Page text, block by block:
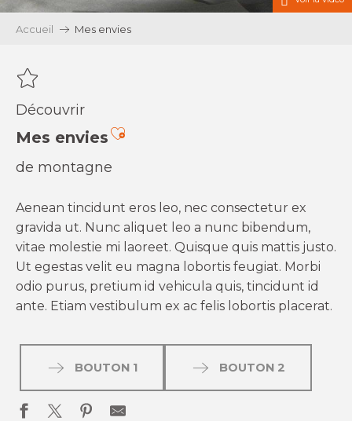
Accueil Mes envies
Découvrir
Mes enviesAjouter aux favoris
de montagne
Aenean tincidunt eros leo, nec consectetur ex
gravida ut. Nunc aliquet leo a nunc bibendum,
vitae molestie mi laoreet. Quisque quis mattis justo.
Ut egestas velit eu magna lobortis feugiat. Morbi
odio purus, pretium id vehicula quis, tincidunt id
ante. Etiam vestibulum ex ac felis lobortis placerat.
BOUTON 1 BOUTON 2